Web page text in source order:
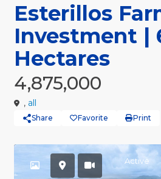
Esterillos
Investment |
Hectares
4,875,000
, all
Share Favorite Print
Active